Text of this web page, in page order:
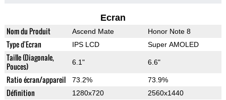
Ecran
Nom du Produit Ascend Mate Honor Note 8
Type d'Ecran IPS LCD Super AMOLED
Taille (Diagonale,
Pouces)
6.1" 6.6"
Ratio écran/appareil 73.2% 73.9%
Définition 1280x720 2560x1440